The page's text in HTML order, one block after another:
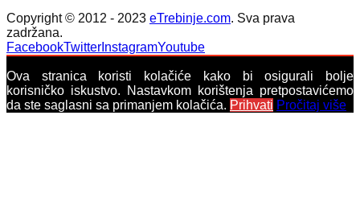
Copyright © 2012 - 2023 eTrebinje.com. Sva prava
zadržana.
FacebookTwitter InstagramYoutube
Ova stranica koristi kolačiće kako bi osigurali bolje
korisničko iskustvo. Nastavkom korištenja pretpostavićemo
da ste saglasni sa primanjem kolačića. Prihvati Pročitaj više